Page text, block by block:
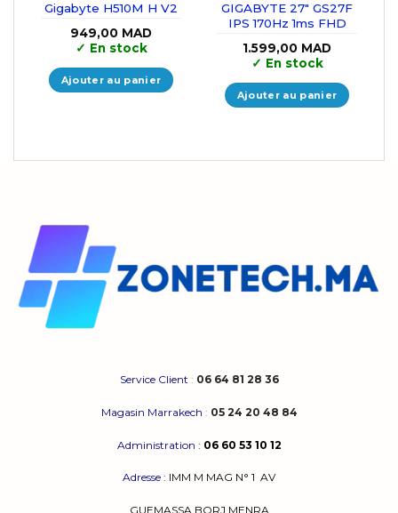
Gigabyte H510M H V2
949,00 MAD
✓ En stock
Ajouter au panier
GIGABYTE 27″ GS27F
IPS 170Hz 1ms FHD
1.599,00 MAD
✓ En stock
Ajouter au panier
Service Client : 06 64 81 28 36
Magasin Marrakech : 05 24 20 48 84
Administration : 06 60 53 10 12
Adresse : IMM M MAG N° 1 AV
GUEMASSA BORJ MENRA